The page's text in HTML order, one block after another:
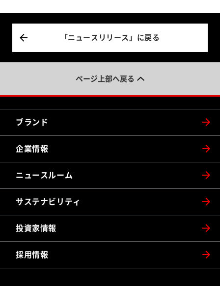
「ニュースリリース」に戻る
ページ上部へ戻る
ブランド
企業情報
ニュースルーム
サステナビリティ
投資家情報
採用情報